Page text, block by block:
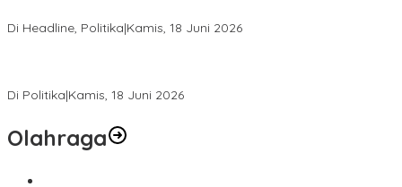
Di Headline, Politika|Kamis, 18 Juni 2026
Di Politika|Kamis, 18 Juni 2026
Olahraga